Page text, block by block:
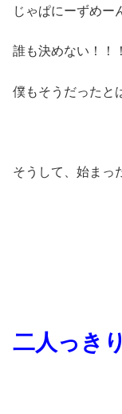
じゃぱにーずめー
誰も決めない！！
僕もそうだったと
そうして、始まっ
二人っき